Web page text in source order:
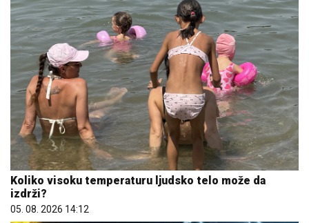
Koliko visoku temperaturu ljudsko telo može da
izdrži?
05. 08. 2026 14:12